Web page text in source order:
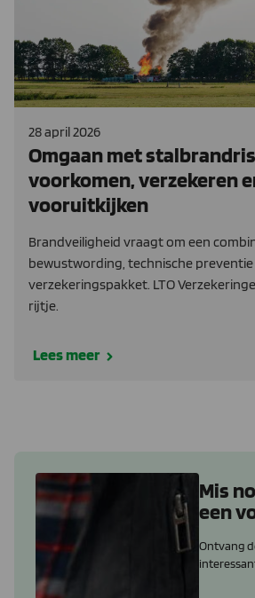
28 april 2026
Omgaan met
voorkomen, verzekeren
vooruitkijken
Brandveiligheid vraagt om een
bewustwording, technische preventie
verzekeringspakket. LTO
rijtje.
Lees meer
Mis
een
Ontvang